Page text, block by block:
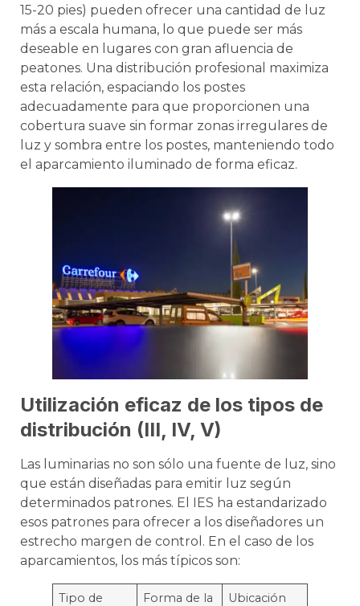
15-20 pies) pueden ofrecer una cantidad de luz
más a escala humana, lo que puede ser más
deseable en lugares con gran afluencia de
peatones. Una distribución profesional maximiza
esta relación, espaciando los postes
adecuadamente para que proporcionen una
cobertura suave sin formar zonas irregulares de
luz y sombra entre los postes, manteniendo todo
el aparcamiento iluminado de forma eficaz.
Utilización eficaz de los tipos de
distribución (III, IV, V)
Las luminarias no son sólo una fuente de luz, sino
que están diseñadas para emitir luz según
determinados patrones. El IES ha estandarizado
esos patrones para ofrecer a los diseñadores un
estrecho margen de control. En el caso de los
aparcamientos, los más típicos son:
Tipo de
Forma de la
Ubicación